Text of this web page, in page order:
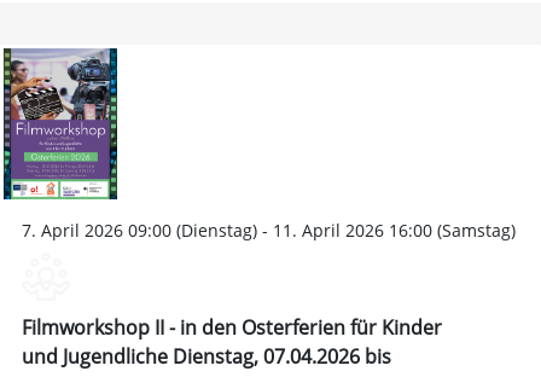
7. April 2026 09:00 (Dienstag) - 11. April 2026 16:00 (Samstag)
Filmworkshop II - in den Osterferien für Kinder
und Jugendliche Dienstag, 07.04.2026 bis